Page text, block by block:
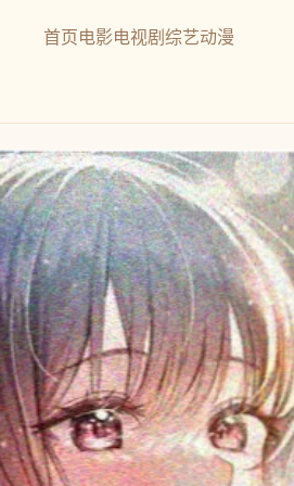
首页电影电视剧综艺动漫